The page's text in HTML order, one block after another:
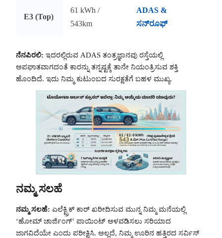
E3 (Top)
61 kWh /
543km
ADAS &
ಸನ್‌ರೂಫ್
ನೆನಪಿರಲಿ: ಇದರಲ್ಲಿರುವ ADAS ತಂತ್ರಜ್ಞಾನವು ರಸ್ತೆಯಲ್ಲಿ
ಅಪಘಾತವಾಗದಂತೆ ಕಾರನ್ನು ತನ್ನಷ್ಟಕ್ಕೆ ತಾನೇ ನಿಯಂತ್ರಿಸುವ ಶಕ್ತಿ
ಹೊಂದಿದೆ. ಇದು ನಿಮ್ಮ ಕುಟುಂಬದ ಸುರಕ್ಷತೆಗೆ ಬಹಳ ಮುಖ್ಯ.
ನಮ್ಮ ಸಲಹೆ
ನಮ್ಮ ಸಲಹೆ: ಎಲೆಕ್ಟ್ರಿಕ್ ಕಾರ್ ಖರೀದಿಸುವ ಮುನ್ನ ನಿಮ್ಮ ಮನೆಯಲ್ಲಿ
‘ಹೋಮ್ ಚಾರ್ಜಿಂಗ್’ ಪಾಯಿಂಟ್ ಅಳವಡಿಸಲು ಸರಿಯಾದ
ಜಾಗವಿದೆಯೇ ಎಂದು ಪರೀಕ್ಷಿಸಿ. ಅಲ್ಲದೆ, ನಿಮ್ಮ ಊರಿನ ಹತ್ತಿರದ ಸರ್ವಿಸ್